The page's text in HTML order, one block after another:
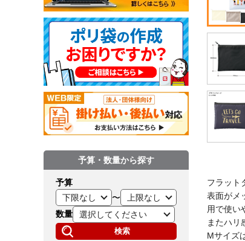
フラット
表面がメ
用で使い
またハリ
Mサイズ
予算・数量から探す
予算
〜
数量
検索